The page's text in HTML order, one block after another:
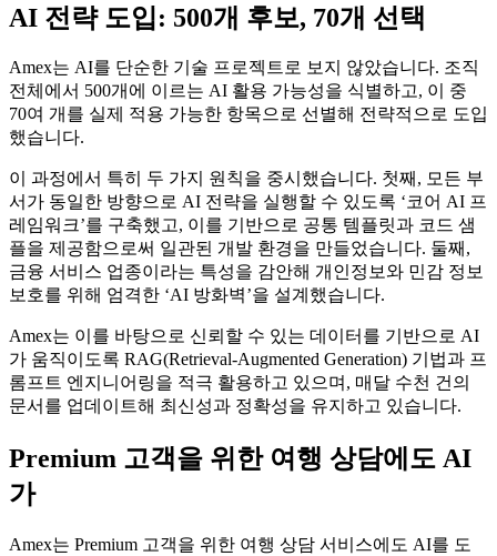
AI 전략 도입: 500개 후보, 70개 선택
Amex는 AI를 단순한 기술 프로젝트로 보지 않았습니다. 조직
전체에서 500개에 이르는 AI 활용 가능성을 식별하고, 이 중
70여 개를 실제 적용 가능한 항목으로 선별해 전략적으로 도입
했습니다.
이 과정에서 특히 두 가지 원칙을 중시했습니다. 첫째, 모든 부
서가 동일한 방향으로 AI 전략을 실행할 수 있도록 ‘코어 AI 프
레임워크’를 구축했고, 이를 기반으로 공통 템플릿과 코드 샘
플을 제공함으로써 일관된 개발 환경을 만들었습니다. 둘째,
금융 서비스 업종이라는 특성을 감안해 개인정보와 민감 정보
보호를 위해 엄격한 ‘AI 방화벽’을 설계했습니다.
Amex는 이를 바탕으로 신뢰할 수 있는 데이터를 기반으로 AI
가 움직이도록 RAG(Retrieval-Augmented Generation) 기법과 프
롬프트 엔지니어링을 적극 활용하고 있으며, 매달 수천 건의
문서를 업데이트해 최신성과 정확성을 유지하고 있습니다.
Premium 고객을 위한 여행 상담에도 AI
가
Amex는 Premium 고객을 위한 여행 상담 서비스에도 AI를 도